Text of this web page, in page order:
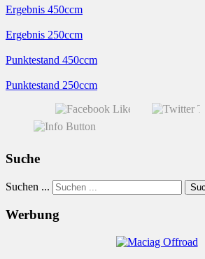
Ergebnis 450ccm
Ergebnis 250ccm
Punktestand 450ccm
Punktestand 250ccm
Suche
Suchen ...
Werbung